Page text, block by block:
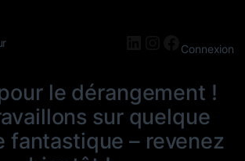
LinkedIn
Instagram
Connexion
le dérangement !
sur quelque
fantastique – revenez